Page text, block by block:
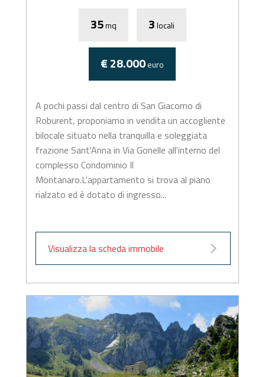
35mq 3locali
€ 28.000euro
A pochi passi dal centro di San Giacomo di
Roburent, proponiamo in vendita un accogliente
bilocale situato nella tranquilla e soleggiata
frazione Sant'Anna in Via Gonelle all'interno del
complesso Condominio Il
Montanaro.L'appartamento si trova al piano
rialzato ed è dotato di ingresso...
Visualizza la scheda immobile